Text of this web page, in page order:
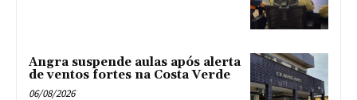
Angra suspende aulas após alerta
de ventos fortes na Costa Verde
06/08/2026